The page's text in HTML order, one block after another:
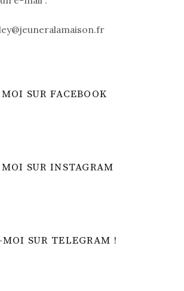
SUR FACEBOOK
SUR INSTAGRAM
SUR TELEGRAM !